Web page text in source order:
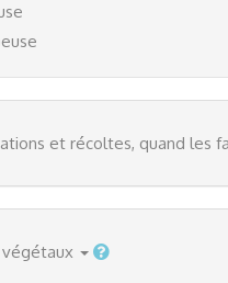
et récoltes, quand les
végétaux